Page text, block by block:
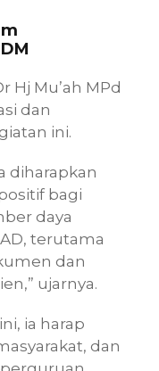
Hj Mu’ah MPd
dan
ini.
diharapkan
bagi
daya
terutama
dan
ujarnya.
ia harap
dan